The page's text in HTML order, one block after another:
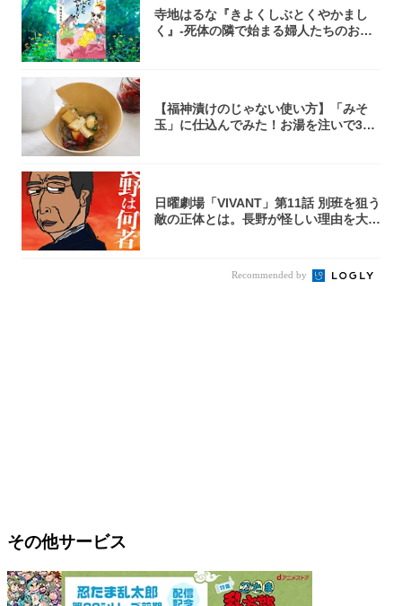
寺地はるな『きよくしぶとくやかまし
く』-死体の隣で始まる婦人たちのお茶
【福神漬けのじゃない使い方】「みそ
玉」に仕込んでみた！お湯を注いで30
日曜劇場「VIVANT」第11話 別班を狙う
敵の正体とは。長野が怪しい理由を大
Recommended by
その他サービス